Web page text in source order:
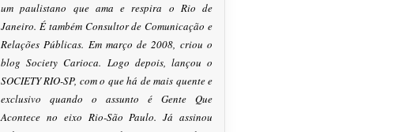
um paulistano que ama e respira o Rio de
Janeiro. É também Consultor de Comunicação e
Relações Públicas. Em março de 2008, criou o
blog Society Carioca. Logo depois, lançou o
SOCIETY RIO-SP, com o que há de mais quente e
exclusivo quando o assunto é Gente Que
Acontece no eixo Rio-São Paulo. Já assinou